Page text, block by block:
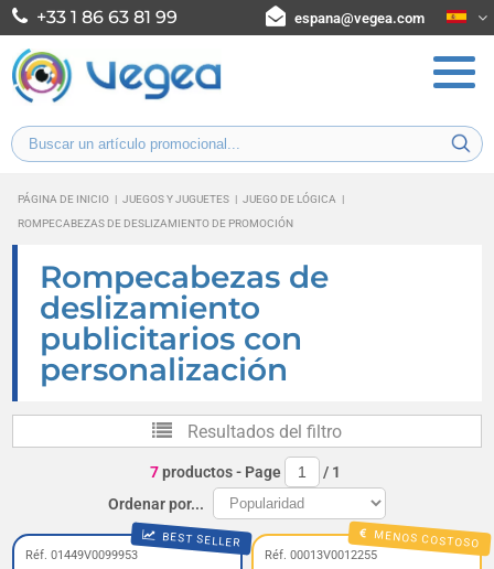
+33 1 86 63 81 99 espana@vegea.com
PÁGINA DE INICIO | JUEGOS Y JUGUETES | JUEGO DE LÓGICA
|
ROMPECABEZAS DE DESLIZAMIENTO DE PROMOCIÓN
Rompecabezas de
deslizamiento
publicitarios con
personalización
Resultados del filtro
7productos- Page / 1
Ordenar por...
BEST SELLER
Réf. 01449V0099953
MENOS COSTOSO
Réf. 00013V0012255